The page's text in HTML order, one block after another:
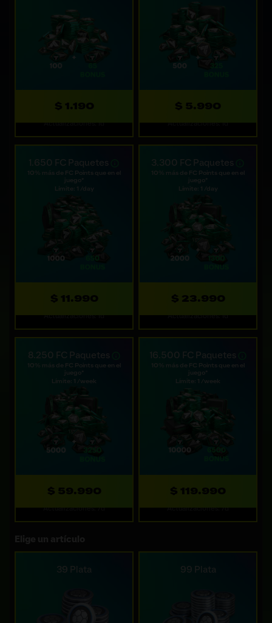
$ 1.190
Actualizaciones: 1d
$ 5.990
Actualizaciones: 1d
1.650 FC Paquetes
10% más de FC Points que en el
juego*
Límite: 1 /day
$ 11.990
Actualizaciones: 1d
3.300 FC Paquetes
10% más de FC Points que en el
juego*
Límite: 1 /day
$ 23.990
Actualizaciones: 1d
8.250 FC Paquetes
10% más de FC Points que en el
juego*
Límite: 1 /week
$ 59.990
Actualizaciones: 7d
16.500 FC Paquetes
10% más de FC Points que en el
juego*
Límite: 1 /week
$ 119.990
Actualizaciones: 7d
39 Plata 99 Plata